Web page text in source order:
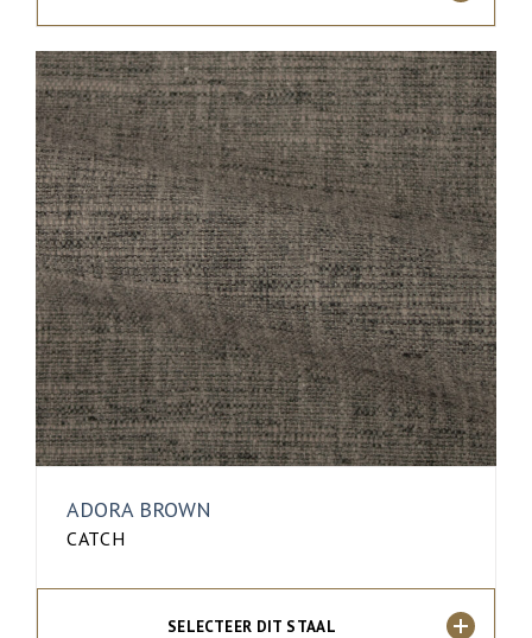
ADORA BROWN
CATCH
SELECTEER DIT STAAL